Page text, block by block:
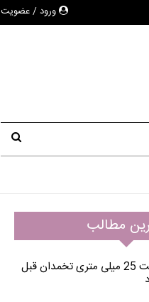
ورود / عضویت
مطالب
کیست 25 میلی متری تخمدان قبل